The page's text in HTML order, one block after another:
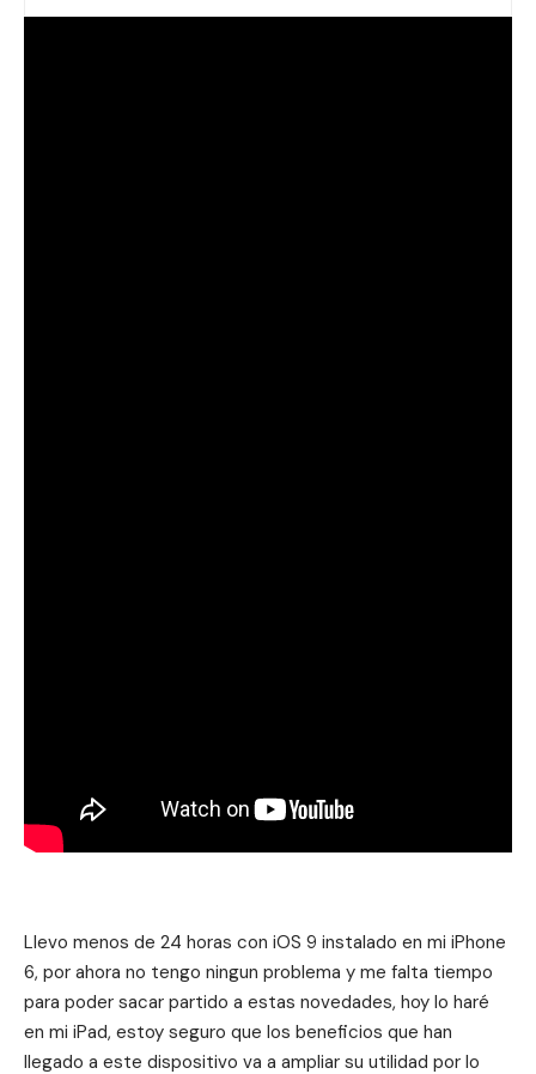
Llevo menos de 24 horas con iOS 9 instalado en mi iPhone
6, por ahora no tengo ningun problema y me falta tiempo
para poder sacar partido a estas novedades, hoy lo haré
en mi iPad, estoy seguro que los beneficios que han
llegado a este dispositivo va a ampliar su utilidad por lo